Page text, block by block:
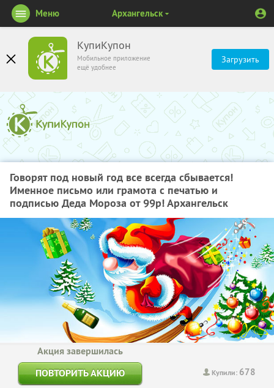
КупиКупон
Мобильное приложение
ещё удобнее
Загрузить
Меню Архангельск
Говорят под новый год все всегда сбывается!
Именное письмо или грамота c печатью и
подписью Деда Мороза от 99р! Архангельск
Купили: 678
Акция завершилась
ПОВТОРИТЬ АКЦИЮ